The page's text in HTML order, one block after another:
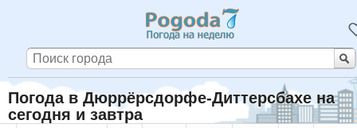
Погода в Дюррёрсдорфе-Диттерсбахе на
сегодня и завтра